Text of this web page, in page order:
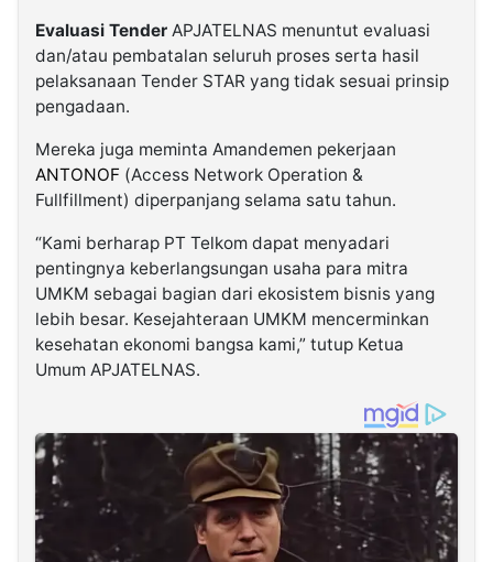
Evaluasi Tender APJATELNAS menuntut evaluasi
dan/atau pembatalan seluruh proses serta hasil
pelaksanaan Tender STAR yang tidak sesuai prinsip
pengadaan.
Mereka juga meminta Amandemen pekerjaan
ANTONOF (Access Network Operation &
Fullfillment) diperpanjang selama satu tahun.
“Kami berharap PT Telkom dapat menyadari
pentingnya keberlangsungan usaha para mitra
UMKM sebagai bagian dari ekosistem bisnis yang
lebih besar. Kesejahteraan UMKM mencerminkan
kesehatan ekonomi bangsa kami,” tutup Ketua
Umum APJATELNAS.